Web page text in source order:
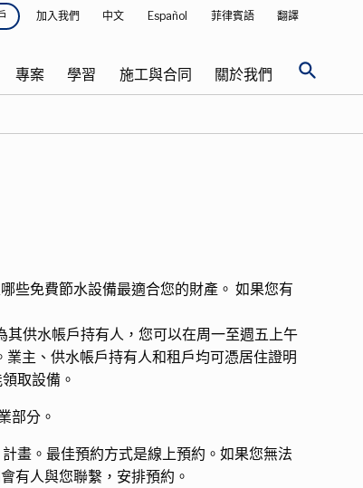
加入我們 中文 Español 菲律賓語 翻譯
專案 學習 施工與合同 關於我們 search
些免費節水設備最適合您的財產。 如果您有
供水帳戶持有人，您可以在周一至週五上午
主、供水帳戶持有人和租戶均可憑居住證明
取設備。
部分。
畫。最佳預約方式是線上預約。如果您無法
有人與您聯繫，安排預約。